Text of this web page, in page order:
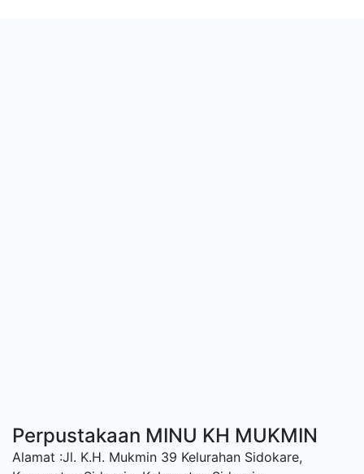
Perpustakaan MINU KH MUKMIN
Alamat :Jl. K.H. Mukmin 39 Kelurahan Sidokare,